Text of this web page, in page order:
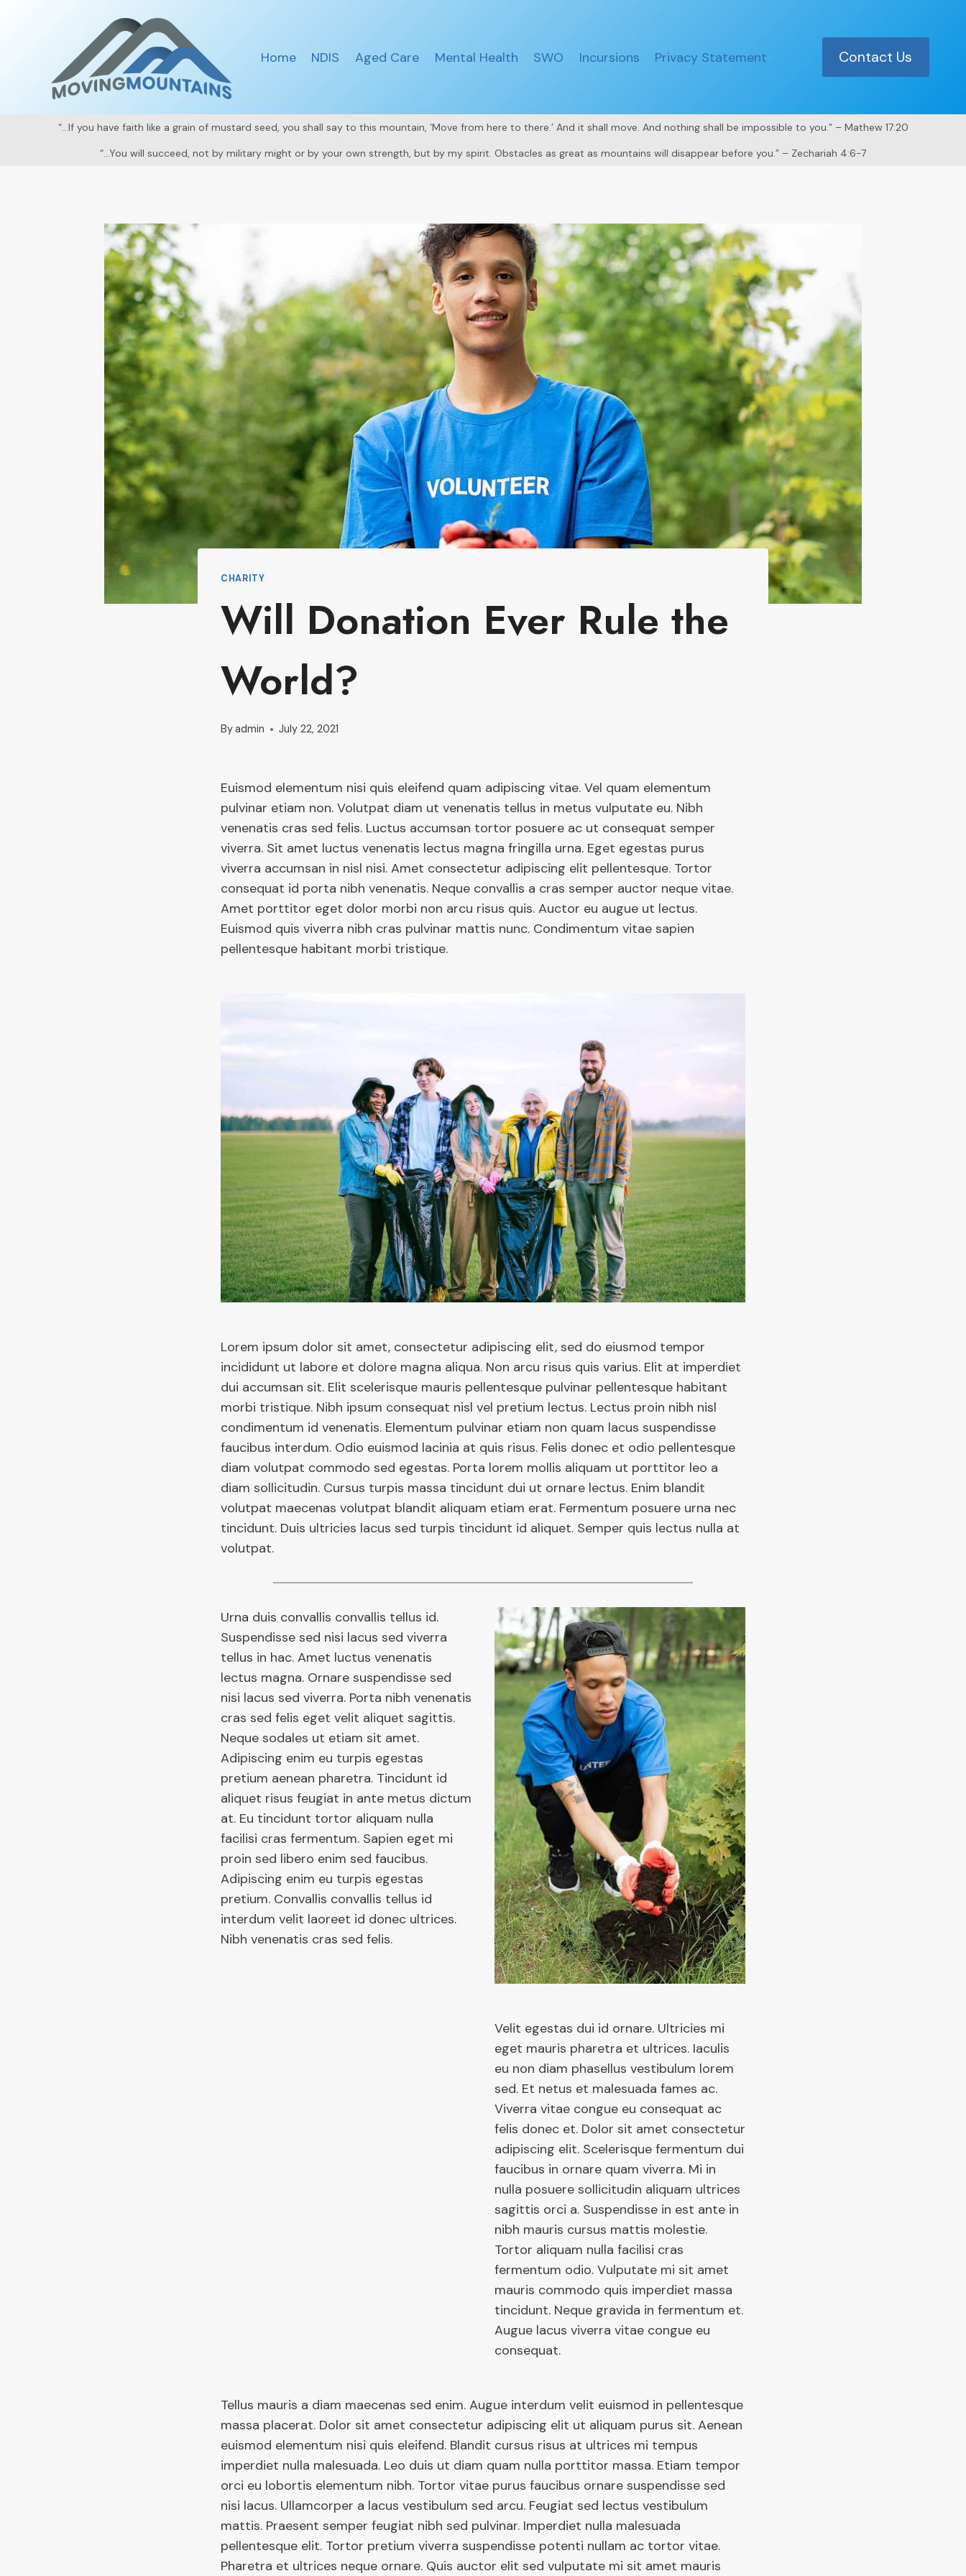
Home NDIS Aged Care Mental Health SWO Incursions Privacy Statement Contact Us
“…If you have faith like a grain of mustard seed, you shall say to this mountain, ‘Move from here to there.’ And it shall move. And nothing shall be impossible to you.” – Mathew 17:20
“…You will succeed, not by military might or by your own strength, but by my spirit. Obstacles as great as mountains will disappear before you.” – Zechariah 4:6-7
CHARITY
Will Donation Ever Rule the
World?
Byadmin July 22, 2021
Euismod elementum nisi quis eleifend quam adipiscing vitae. Vel quam elementum
pulvinar etiam non. Volutpat diam ut venenatis tellus in metus vulputate eu. Nibh
venenatis cras sed felis. Luctus accumsan tortor posuere ac ut consequat semper
viverra. Sit amet luctus venenatis lectus magna fringilla urna. Eget egestas purus
viverra accumsan in nisl nisi. Amet consectetur adipiscing elit pellentesque. Tortor
consequat id porta nibh venenatis. Neque convallis a cras semper auctor neque vitae.
Amet porttitor eget dolor morbi non arcu risus quis. Auctor eu augue ut lectus.
Euismod quis viverra nibh cras pulvinar mattis nunc. Condimentum vitae sapien
pellentesque habitant morbi tristique.
Lorem ipsum dolor sit amet, consectetur adipiscing elit, sed do eiusmod tempor
incididunt ut labore et dolore magna aliqua. Non arcu risus quis varius. Elit at imperdiet
dui accumsan sit. Elit scelerisque mauris pellentesque pulvinar pellentesque habitant
morbi tristique. Nibh ipsum consequat nisl vel pretium lectus. Lectus proin nibh nisl
condimentum id venenatis. Elementum pulvinar etiam non quam lacus suspendisse
faucibus interdum. Odio euismod lacinia at quis risus. Felis donec et odio pellentesque
diam volutpat commodo sed egestas. Porta lorem mollis aliquam ut porttitor leo a
diam sollicitudin. Cursus turpis massa tincidunt dui ut ornare lectus. Enim blandit
volutpat maecenas volutpat blandit aliquam etiam erat. Fermentum posuere urna nec
tincidunt. Duis ultricies lacus sed turpis tincidunt id aliquet. Semper quis lectus nulla at
volutpat.
Urna duis convallis convallis tellus id.
Suspendisse sed nisi lacus sed viverra
tellus in hac. Amet luctus venenatis
lectus magna. Ornare suspendisse sed
nisi lacus sed viverra. Porta nibh venenatis
cras sed felis eget velit aliquet sagittis.
Neque sodales ut etiam sit amet.
Adipiscing enim eu turpis egestas
pretium aenean pharetra. Tincidunt id
aliquet risus feugiat in ante metus dictum
at. Eu tincidunt tortor aliquam nulla
facilisi cras fermentum. Sapien eget mi
proin sed libero enim sed faucibus.
Adipiscing enim eu turpis egestas
pretium. Convallis convallis tellus id
interdum velit laoreet id donec ultrices.
Nibh venenatis cras sed felis.
Velit egestas dui id ornare. Ultricies mi
eget mauris pharetra et ultrices. Iaculis
eu non diam phasellus vestibulum lorem
sed. Et netus et malesuada fames ac.
Viverra vitae congue eu consequat ac
felis donec et. Dolor sit amet consectetur
adipiscing elit. Scelerisque fermentum dui
faucibus in ornare quam viverra. Mi in
nulla posuere sollicitudin aliquam ultrices
sagittis orci a. Suspendisse in est ante in
nibh mauris cursus mattis molestie.
Tortor aliquam nulla facilisi cras
fermentum odio. Vulputate mi sit amet
mauris commodo quis imperdiet massa
tincidunt. Neque gravida in fermentum et.
Augue lacus viverra vitae congue eu
consequat.
Tellus mauris a diam maecenas sed enim. Augue interdum velit euismod in pellentesque
massa placerat. Dolor sit amet consectetur adipiscing elit ut aliquam purus sit. Aenean
euismod elementum nisi quis eleifend. Blandit cursus risus at ultrices mi tempus
imperdiet nulla malesuada. Leo duis ut diam quam nulla porttitor massa. Etiam tempor
orci eu lobortis elementum nibh. Tortor vitae purus faucibus ornare suspendisse sed
nisi lacus. Ullamcorper a lacus vestibulum sed arcu. Feugiat sed lectus vestibulum
mattis. Praesent semper feugiat nibh sed pulvinar. Imperdiet nulla malesuada
pellentesque elit. Tortor pretium viverra suspendisse potenti nullam ac tortor vitae.
Pharetra et ultrices neque ornare. Quis auctor elit sed vulputate mi sit amet mauris